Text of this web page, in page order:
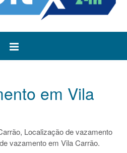
em Vila
Localização de vazamento
vazamento em Vila Carrão.